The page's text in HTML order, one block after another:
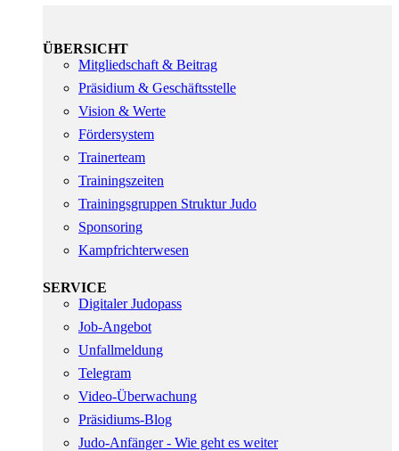
ÜBERSICHT
Mitgliedschaft & Beitrag
Präsidium & Geschäftsstelle
Vision & Werte
Fördersystem
Trainerteam
Trainingszeiten
Trainingsgruppen Struktur Judo
Sponsoring
Kampfrichterwesen
SERVICE
Digitaler Judopass
Job-Angebot
Unfallmeldung
Telegram
Video-Überwachung
Präsidiums-Blog
Judo-Anfänger - Wie geht es weiter